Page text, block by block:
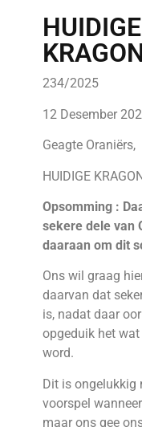
HUIDIGE
234/2025
12 Desember
Geagte Oraniërs,
HUIDIGE
Opsomming :
sekere dele van
daaraan om dit
Ons wil graag
daarvan dat
is, nadat daar
opgeduik het
word.
Dit is ongelukkig
voorspel
maar ons gee